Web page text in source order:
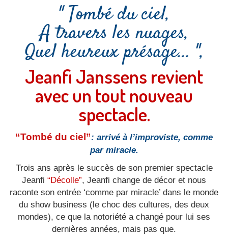
" Tombé du ciel,
A travers les nuages,
Quel heureux présage... ",
Jeanfi Janssens revient
avec un tout nouveau
spectacle.
“Tombé du ciel”: arrivé à l’improviste, comme
par miracle.
Trois ans après le succès de son premier spectacle
Jeanfi “Décolle”, Jeanfi change de décor et nous
raconte son entrée ‘comme par miracle’ dans le monde
du show business (le choc des cultures, des deux
mondes), ce que la notoriété a changé pour lui ses
dernières années, mais pas que.